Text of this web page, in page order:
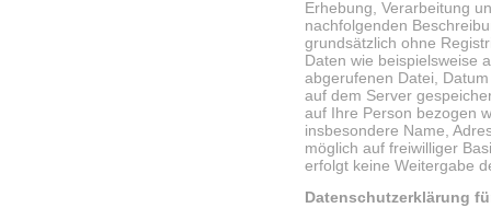
Erhebung, Verarbeitung
nachfolgenden
grundsätzlich ohne
Daten wie beispielsweise
abgerufenen Datei,
auf dem Server
auf Ihre Person bezogen
insbesondere Name,
möglich auf freiwilliger
erfolgt keine Weitergabe
Datenschutzerklärung